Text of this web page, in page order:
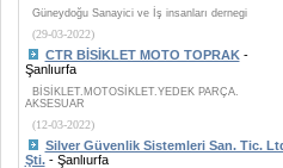
Güneydoğu Sanayici ve İş insanları dernegi
(29-03-2022)
CTR BİSİKLET MOTO TOPRAK-
Şanlıurfa
BİSİKLET.MOTOSİKLET.YEDEK PARÇA.
AKSESUAR
(12-03-2022)
Silver Güvenlik Sistemleri San. Tic.
Şti.- Şanlıurfa